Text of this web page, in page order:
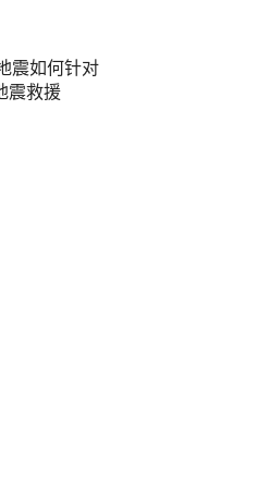
震如何针对
震救援